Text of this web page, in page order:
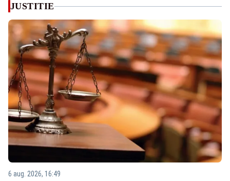
JUSTITIE
6 aug. 2026, 16:49